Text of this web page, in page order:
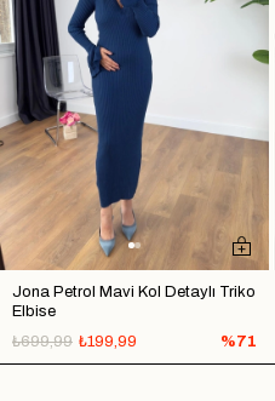
Jona Petrol Mavi Kol Detaylı Triko
Elbise
₺199,99
₺699,99 %71